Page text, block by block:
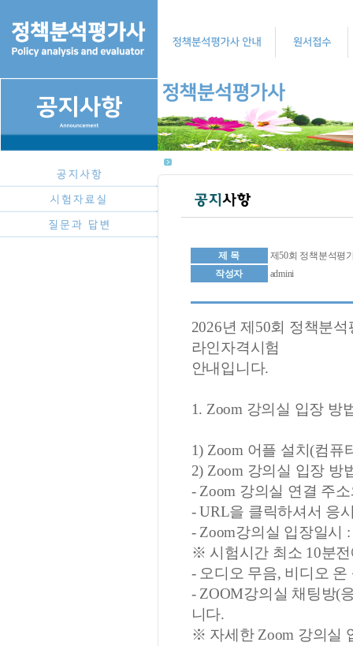
제 목
제50회 정책분석평
작성자
admini
2026년 제50회 정책분
라인자격시험
안내입니다.
1. Zoom 강의실 입장 방
1) Zoom 어플 설치(컴퓨
2) Zoom 강의실 입장 방
- Zoom 강의실 연결 주
- URL을 클릭하셔서 응
- Zoom강의실 입장일시
※ 시험시간 최소 10분
- 오디오 무음, 비디오 온
- ZOOM강의실 채팅방(
니다.
※ 자세한 Zoom 강의실